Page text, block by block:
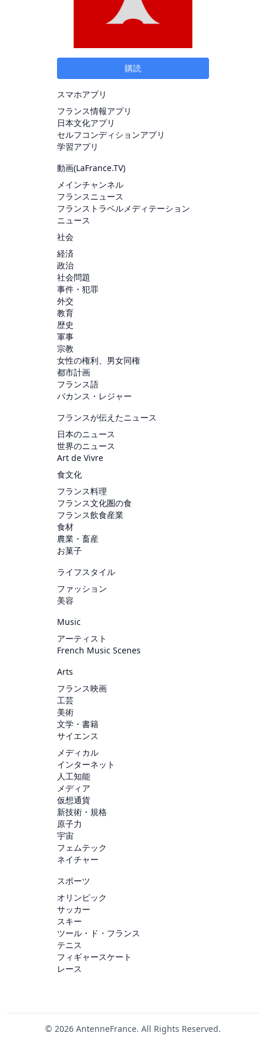
購読
スマホアプリ
フランス情報アプリ
日本文化アプリ
セルフコンディションアプリ
学習アプリ
動画(LaFrance.TV)
メインチャンネル
フランスニュース
フランストラベルメディテーション
ニュース
社会
経済
政治
社会問題
事件・犯罪
外交
教育
歴史
軍事
宗教
女性の権利、男女同権
都市計画
フランス語
バカンス・レジャー
フランスが伝えたニュース
日本のニュース
世界のニュース
Art de Vivre
食文化
フランス料理
フランス文化圏の食
フランス飲食産業
食材
農業・畜産
お菓子
ライフスタイル
ファッション
美容
Music
アーティスト
French Music Scenes
Arts
フランス映画
工芸
美術
文学・書籍
サイエンス
メディカル
インターネット
人工知能
メディア
仮想通貨
新技術・規格
原子力
宇宙
フェムテック
ネイチャー
スポーツ
オリンピック
サッカー
スキー
ツール・ド・フランス
テニス
フィギャースケート
レース
© 2026 AntenneFrance. All Rights Reserved.